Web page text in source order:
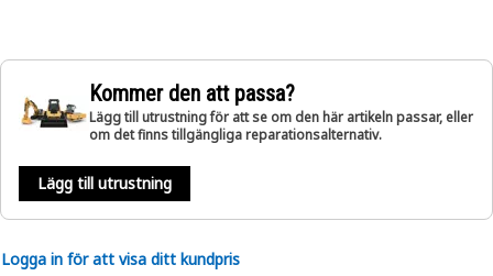
Kommer den att passa?
Lägg till utrustning för att se om den här artikeln passar, eller
om det finns tillgängliga reparationsalternativ.
Lägg till utrustning
Logga in för att visa ditt kundpris